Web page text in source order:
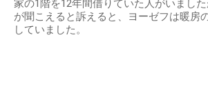
家の1階を12年間借りていた人がいまし
が聞こえると訴えると、ヨーゼフは暖房
していました。